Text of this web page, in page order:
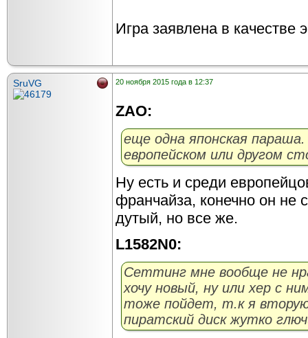
Игра заявлена в качестве
SruVG 20 ноября 2015 года в 12:37
ZAO:
еще одна японская
европейском или другом
Ну есть и среди
франчайза, конечно он не
дутый, но все же.
L1582N0:
Сеттинг мне вообще не
хочу новый, ну или хер с
тоже пойдет, т.к я
пиратский диск жутко